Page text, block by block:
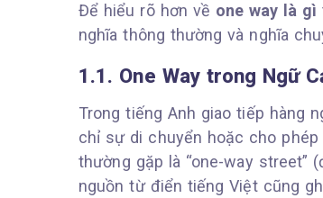
Để hiểu rõ hơn về one way là gì
nghĩa thông thường và nghĩa
1.1. One Way trong Ngữ
Trong tiếng Anh giao tiếp hàng
chỉ sự di chuyển hoặc cho
thường gặp là “one-way street”
nguồn từ điển tiếng Việt cũng